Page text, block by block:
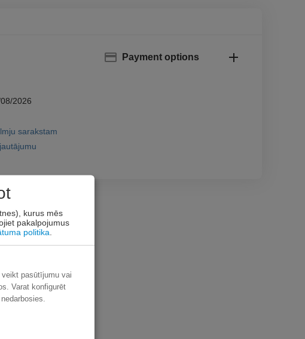
2026
sarakstam
Payment options
kurus mēs
pakalpojumus
politika
pasūtījumu vai
Varat konfigurēt